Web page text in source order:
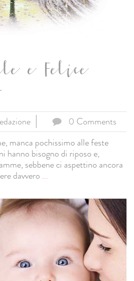
e Felice
0 Comments
manca pochissimo alle feste
hanno bisogno di riposo e,
sebbene ci aspettino ancora
davvero ...